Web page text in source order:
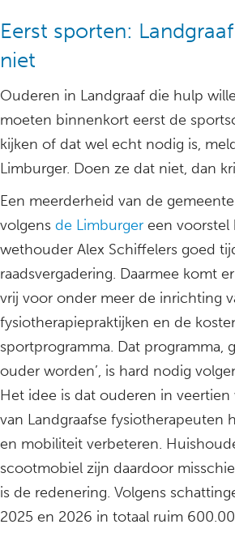
Eerst sporten:
niet
Ouderen in Landgraaf die hulp
moeten binnenkort eerst de
kijken of dat wel echt nodig is,
Limburger. Doen ze dat niet, dan
Een meerderheid van de
volgens de Limburger een voorstel
wethouder Alex Schiffelers goed
raadsvergadering. Daarmee komt
vrij voor onder meer de inrichting
fysiotherapiepraktijken en de
sportprogramma. Dat programma,
ouder worden’, is hard nodig
Het idee is dat ouderen in
van Landgraafse fysiotherapeuten
en mobiliteit verbeteren.
scootmobiel zijn daardoor
is de redenering. Volgens
2025 en 2026 in totaal ruim